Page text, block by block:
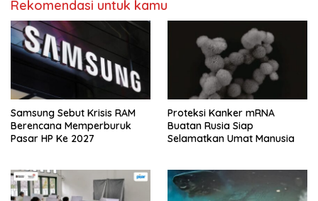
Rekomendasi untuk kamu
Samsung Sebut Krisis RAM
Berencana Memperburuk
Pasar HP Ke 2027
Proteksi Kanker mRNA
Buatan Rusia Siap
Selamatkan Umat Manusia